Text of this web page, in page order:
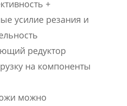
+
усилие резания и
редуктор
на компоненты
можно